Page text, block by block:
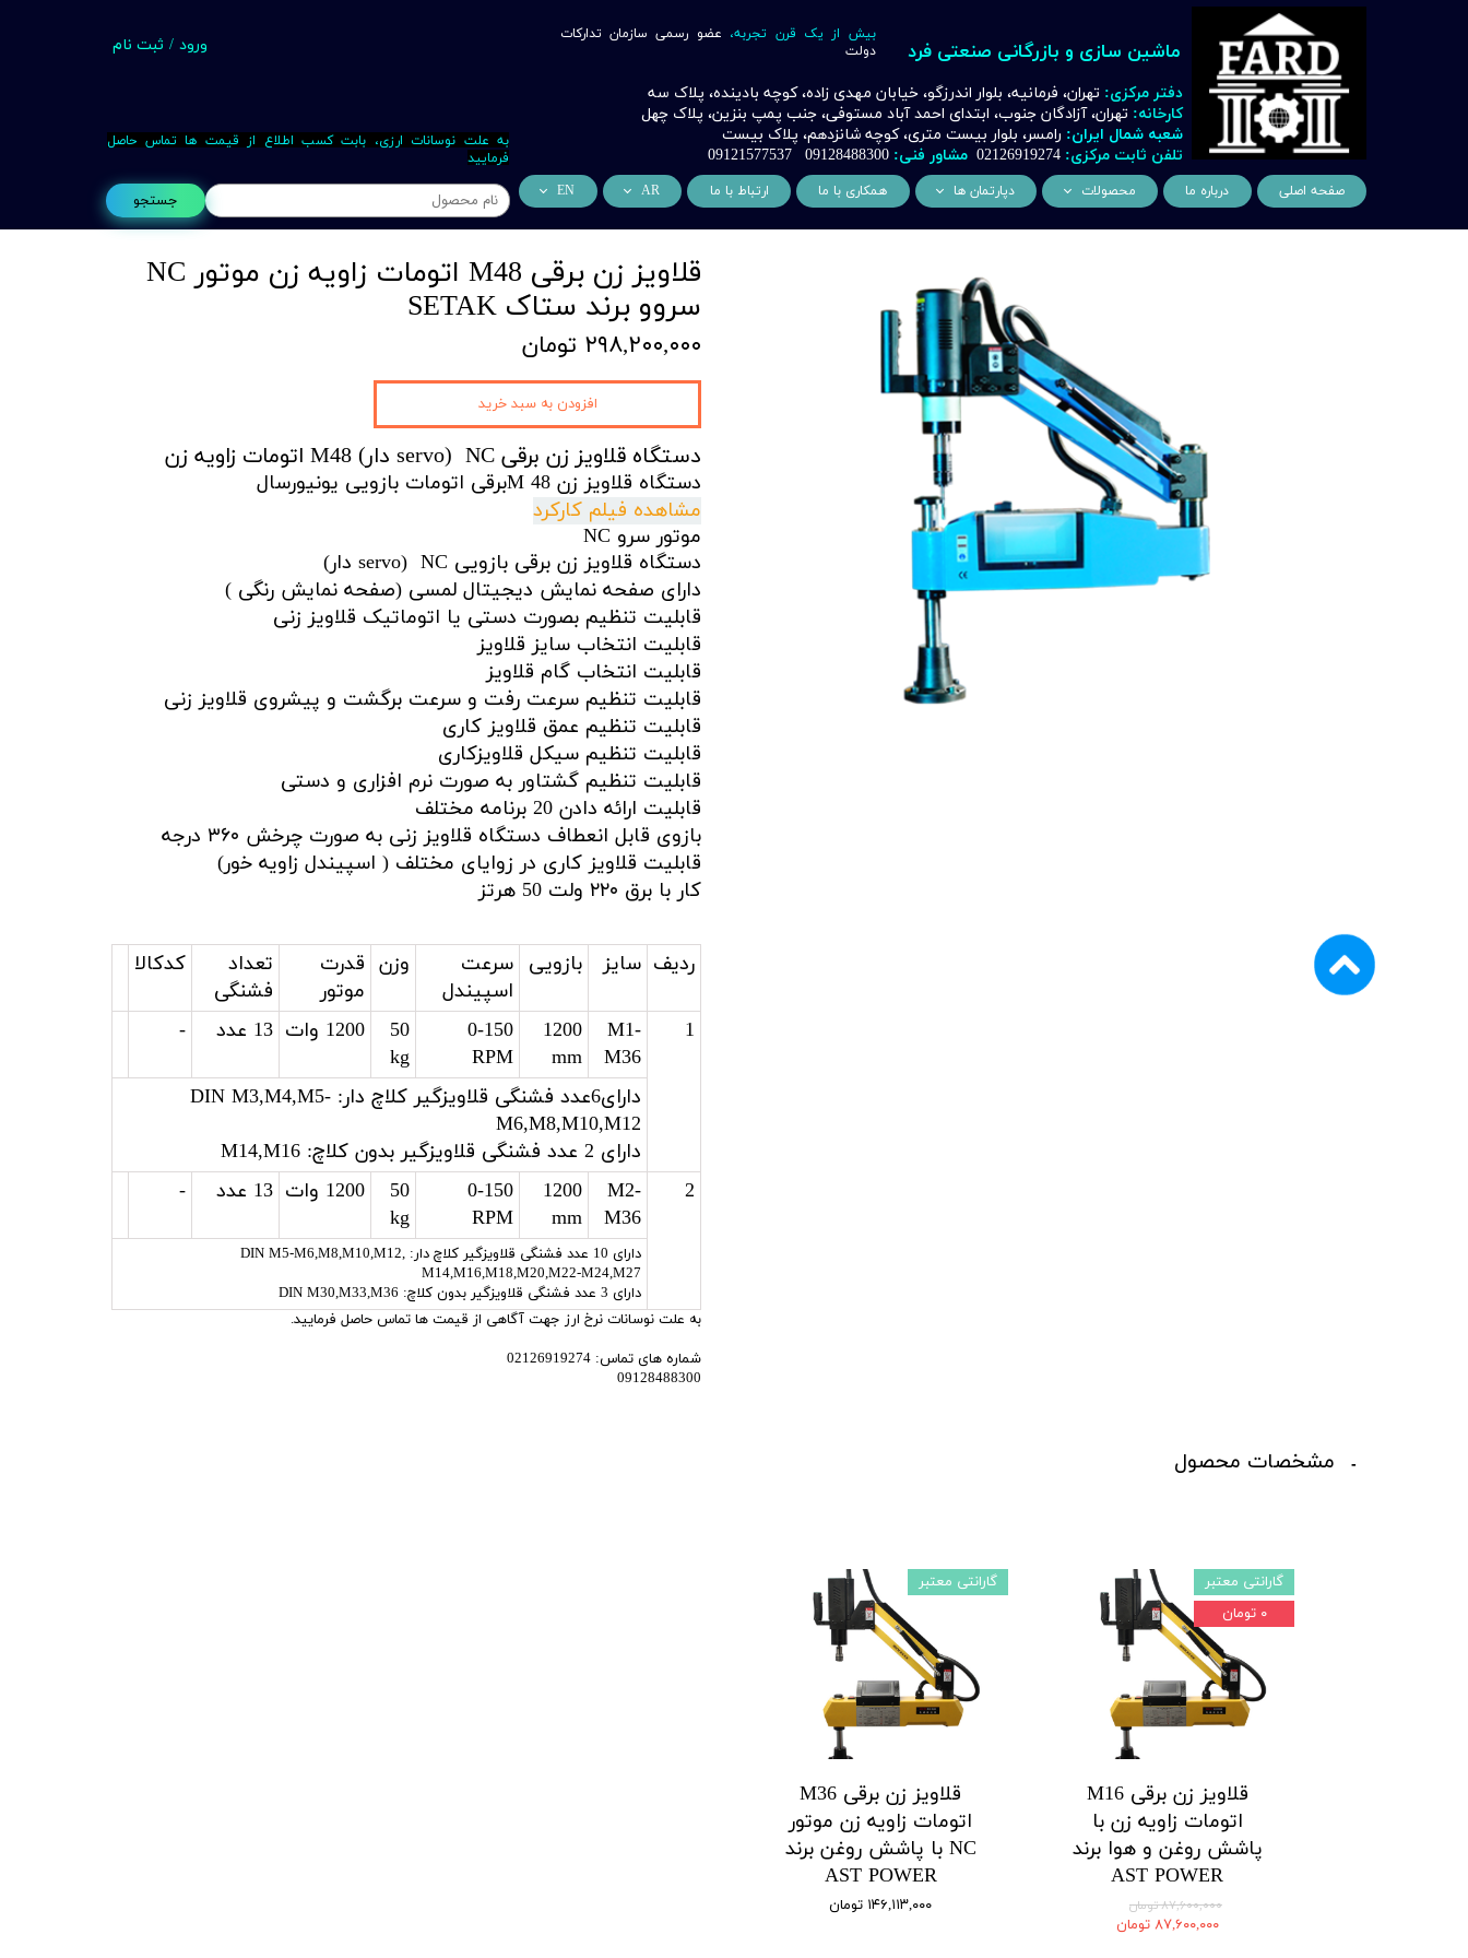
جستجو
دفتر مرکزی: تهران، فرمانیه، بلوار اندرزگو، خیابان مهدی زاده، کوچه بادینده، پلاک سه
کارخانه: تهران، آزادگان جنوب، ابتدای احمد آباد مستوفی، جنب پمپ بنزین، پلاک چهل
شعبه شمال ایران: رامسر، بلوار بیست متری، کوچه شانزدهم، پلاک بیست
تلفن ثابت مرکزی: 02126919274 مشاور فنی:
ماشین سازی و بازرگانی صنعتی فرد
بیش از یک قرن تجربه، عضو رسمی سازمان تدارکات
دولت
ورود / ثبت نام
خروج از حساب کاربری
صفحه اصلی درباره ما محصولات
ماشین آلات و تجهیزات تراشکاری
ماشین آلات و تجهیزات برشکاری
ماشین آلات و تجهیزات جوشکاری
ماشین آلات و تجهیزات پاشش
ماشین آلات و تجهیزات چوب
ماشین آلات و تجهیزات بتن
ماشین آلات و تجهیزات پرسکاری
ماشین آلات و تجهیزات کارگاهی
ماشین آلات و تجهیزات رباتیک
دپارتمان ها
دکوراسیون فرد
نیروگاه خورشیدی فرد
اتوماسیون صنعتی IoT فرد
همکاری با ما ارتباط با ما AR
التعاون التجاري
EN
Business Cooperation
به علت نوسانات ارزی، بابت کسب اطلاع از قیمت ها تماس حاصل
فرمایید
قلاویز زن برقی M48 اتومات زاویه زن موتور NC
سروو برند ستاک SETAK
۲۹۸,۲۰۰,۰۰۰ تومان
دستگاه قلاویز زن برقی NC (servo دار) M48 اتومات زاویه زن
دستگاه قلاویز زن M 48برقی اتومات بازویی یونیورسال
مشاهده فیلم کارکرد
موتور سرو NC
دستگاه قلاویز زن برقی بازویی NC (servo دار)
دارای صفحه نمایش دیجیتال لمسی (صفحه نمایش رنگی )
قابلیت تنظیم بصورت دستی یا اتوماتیک قلاویز زنی
قابلیت انتخاب سایز قلاویز
قابلیت انتخاب گام قلاویز
قابلیت تنظیم سرعت رفت و سرعت برگشت و پیشروی قلاویز زنی
قابلیت تنظیم عمق قلاویز کاری
قابلیت تنظیم سیکل قلاویزکاری
قابلیت تنظیم گشتاور به صورت نرم افزاری و دستی
قابلیت ارائه دادن 20 برنامه مختلف
بازوی قابل انعطاف دستگاه قلاویز زنی به صورت چرخش ۳۶۰ درجه
قابلیت قلاویز کاری در زوایای مختلف ( اسپیندل زاویه خور)
کار با برق ۲۲۰ ولت 50 هرتز
ردیف سایز بازویی سرعت
اسپیندل
وزن قدرت
موتور
تعداد
فشنگی
کدکالا
1
M1-
M36
1200
mm
0-150
RPM
50
kg
1200 وات 13 عدد -
دارای6عدد فشنگی قلاویزگیر کلاچ دار: DIN M3,M4,M5-
M6,M8,M10,M12
دارای 2 عدد فشنگی قلاویزگیر بدون کلاچ: M14,M16
2
M2-
M36
1200
mm
0-150
RPM
50
kg
1200 وات 13 عدد -
دارای 10 عدد فشنگی قلاویزگیر کلاچ دار: DIN M5-M6,M8,M10,M12,
M14,M16,M18,M20,M22-M24,M27
دارای 3 عدد فشنگی قلاویزگیر بدون کلاچ: DIN M30,M33,M36
به علت نوسانات نرخ ارز جهت آگاهی از قیمت ها تماس حاصل فرمایید.
شماره های تماس: 02126919274
09128488300
افزودن به سبد خرید
مشخصات محصول
قلاویز زن برقی M16
اتومات زاویه زن با
پاشش روغن و هوا برند
AST POWER
۸۷,۶۰۰,۰۰۰ تومان
۸۷,۶۰۰,۰۰۰ تومان
گارانتی معتبر
۰ تومان
قلاویز زن برقی M36
اتومات زاویه زن موتور
NC با پاشش روغن برند
AST POWER
۱۴۶,۱۱۳,۰۰۰ تومان
گارانتی معتبر